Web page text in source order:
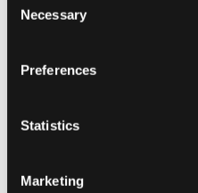
Selection
Necessary
Preferences
Statistics
Marketing
oprogramowania w
kluczową rolę w
usług zdrowotnych,
świadczeniu wysokiej
wyników pacjentów i
doświadczenia pacjenta.
Wykorzystując